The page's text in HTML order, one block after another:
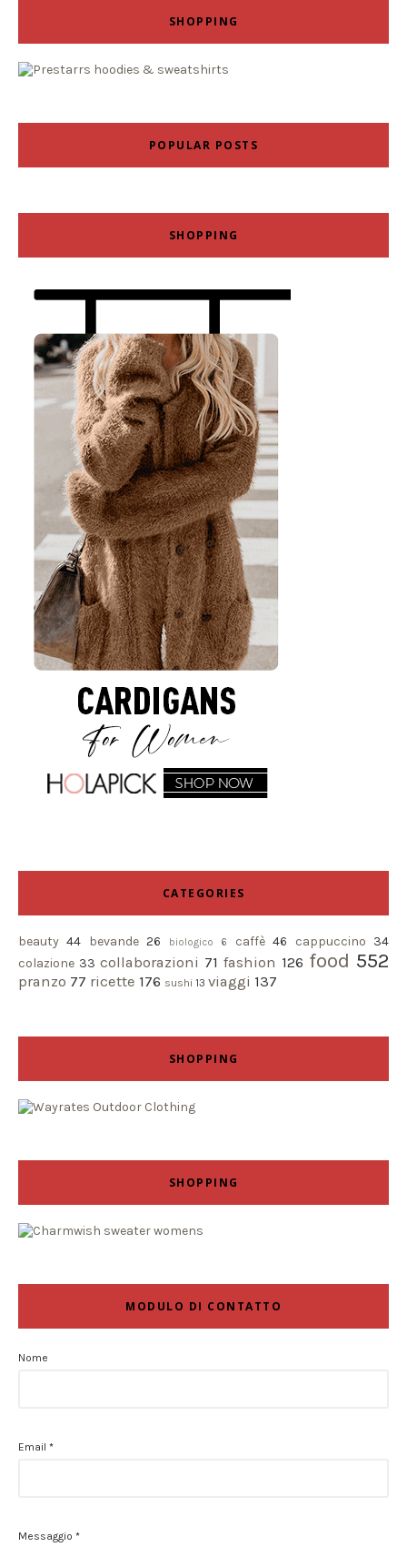
SHOPPING
POPULAR POSTS
SHOPPING
CATEGORIES
beauty 44 bevande 26 biologico 6 caffè 46 cappuccino 34
colazione 33 collaborazioni 71 fashion 126 food 552
pranzo 77 ricette 176 sushi 13 viaggi 137
SHOPPING
SHOPPING
MODULO DI CONTATTO
Nome
Email *
Messaggio *